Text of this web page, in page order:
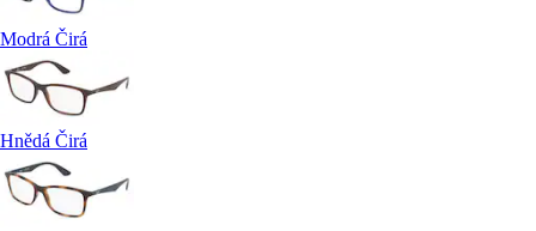
Modrá Čirá
Hnědá Čirá